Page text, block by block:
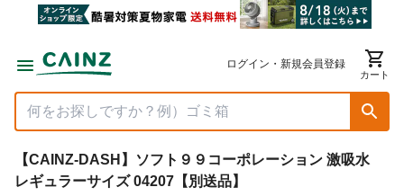
ログイン・新規会員登録
カート
【CAINZ-DASH】ソフト９９コーポレーション 激吸水
レギュラーサイズ 04207【別送品】